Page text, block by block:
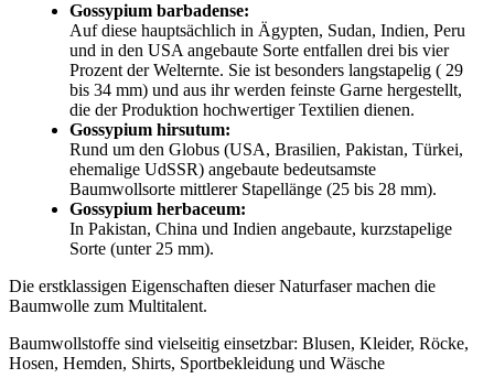
Gossypium barbadense:
Auf diese hauptsächlich in Ägypten, Sudan, Indien, Peru
und in den USA angebaute Sorte entfallen drei bis vier
Prozent der Welternte. Sie ist besonders langstapelig ( 29
bis 34 mm) und aus ihr werden feinste Garne hergestellt,
die der Produktion hochwertiger Textilien dienen.
Gossypium hirsutum:
Rund um den Globus (USA, Brasilien, Pakistan, Türkei,
ehemalige UdSSR) angebaute bedeutsamste
Baumwollsorte mittlerer Stapellänge (25 bis 28 mm).
Gossypium herbaceum:
In Pakistan, China und Indien angebaute, kurzstapelige
Sorte (unter 25 mm).
Die erstklassigen Eigenschaften dieser Naturfaser machen die
Baumwolle zum Multitalent.
Baumwollstoffe sind vielseitig einsetzbar: Blusen, Kleider, Röcke,
Hosen, Hemden, Shirts, Sportbekleidung und Wäsche